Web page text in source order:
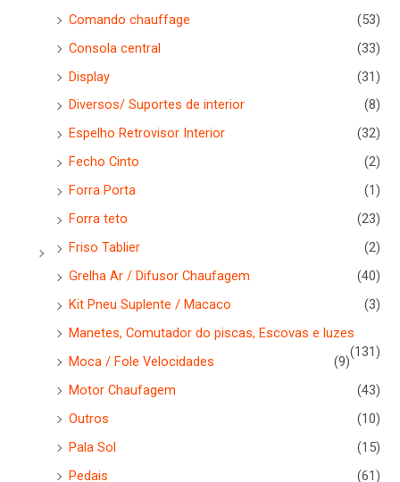
Comando chauffage
(53)
Consola central
(33)
Display
(31)
Diversos/ Suportes de interior
(8)
Espelho Retrovisor Interior
(32)
Fecho Cinto
(2)
Forra Porta
(1)
Forra teto
(23)
Friso Tablier
(2)
Grelha Ar / Difusor Chaufagem
(40)
Kit Pneu Suplente / Macaco
(3)
Manetes, Comutador do piscas, Escovas e luzes
(131)
Moca / Fole Velocidades
(9)
Motor Chaufagem
(43)
Outros
(10)
Pala Sol
(15)
Pedais
(61)